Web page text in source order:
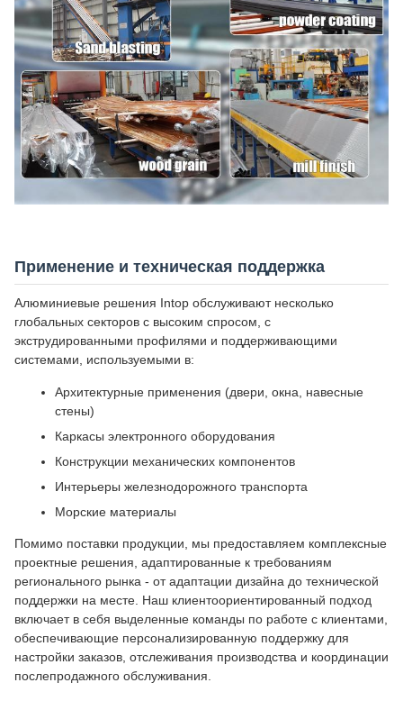
Применение и техническая поддержка
Алюминиевые решения Intop обслуживают несколько
глобальных секторов с высоким спросом, с
экструдированными профилями и поддерживающими
системами, используемыми в:
Архитектурные применения (двери, окна, навесные
стены)
Каркасы электронного оборудования
Конструкции механических компонентов
Интерьеры железнодорожного транспорта
Морские материалы
Помимо поставки продукции, мы предоставляем комплексные
проектные решения, адаптированные к требованиям
регионального рынка - от адаптации дизайна до технической
поддержки на месте. Наш клиентоориентированный подход
включает в себя выделенные команды по работе с клиентами,
обеспечивающие персонализированную поддержку для
настройки заказов, отслеживания производства и координации
послепродажного обслуживания.